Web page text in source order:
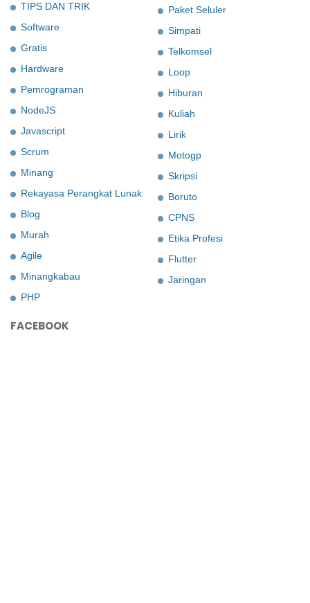
TIPS DAN TRIK
Software
Gratis
Hardware
Pemrograman
NodeJS
Javascript
Scrum
Minang
Rekayasa Perangkat Lunak
Blog
Murah
Agile
Minangkabau
PHP
Paket Seluler
Simpati
Telkomsel
Loop
Hiburan
Kuliah
Lirik
Motogp
Skripsi
Boruto
CPNS
Etika Profesi
Flutter
Jaringan
FACEBOOK